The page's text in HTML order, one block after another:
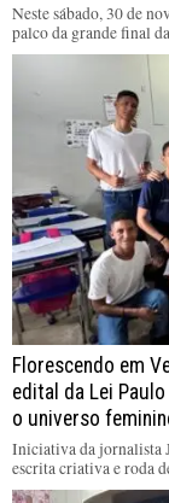
Neste sábado, 30 de
palco da grande final
Florescendo em
edital da Lei
o universo
Iniciativa da jornalista
escrita criativa e roda